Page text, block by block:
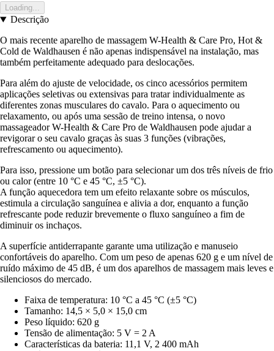
Loading...
Descrição
O mais recente aparelho de massagem W-Health & Care Pro, Hot &
Cold de Waldhausen é não apenas indispensável na instalação, mas
também perfeitamente adequado para deslocações.
Para além do ajuste de velocidade, os cinco acessórios permitem
aplicações seletivas ou extensivas para tratar individualmente as
diferentes zonas musculares do cavalo. Para o aquecimento ou
relaxamento, ou após uma sessão de treino intensa, o novo
massageador W-Health & Care Pro de Waldhausen pode ajudar a
revigorar o seu cavalo graças às suas 3 funções (vibrações,
refrescamento ou aquecimento).
Para isso, pressione um botão para selecionar um dos três níveis de frio
ou calor (entre 10 °C e 45 °C, ±5 °C).
A função aquecedora tem um efeito relaxante sobre os músculos,
estimula a circulação sanguínea e alivia a dor, enquanto a função
refrescante pode reduzir brevemente o fluxo sanguíneo a fim de
diminuir os inchaços.
A superfície antiderrapante garante uma utilização e manuseio
confortáveis do aparelho. Com um peso de apenas 620 g e um nível de
ruído máximo de 45 dB, é um dos aparelhos de massagem mais leves e
silenciosos do mercado.
Faixa de temperatura: 10 °C a 45 °C (±5 °C)
Tamanho: 14,5 × 5,0 × 15,0 cm
Peso líquido: 620 g
Tensão de alimentação: 5 V = 2 A
Características da bateria: 11,1 V, 2 400 mAh